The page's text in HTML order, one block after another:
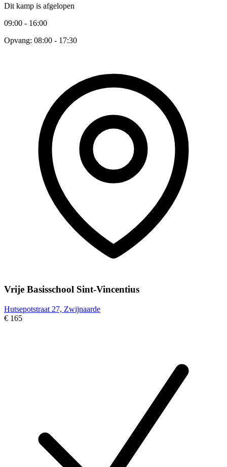
Dit kamp is afgelopen
09:00 - 16:00
Opvang: 08:00 - 17:30
Vrije Basisschool Sint-Vincentius
Hutsepotstraat 27, Zwijnaarde
€ 165